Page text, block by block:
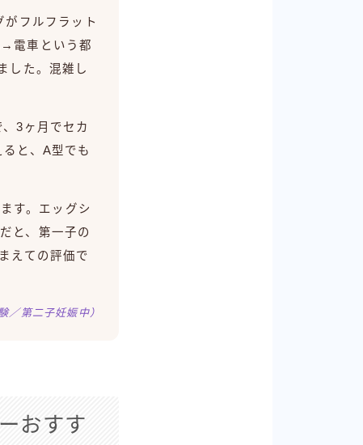
フルフラット
電車という都
した。混雑し
3ヶ月でセカ
と、A型でも
す。エッグシ
と、第一子の
えての評価で
第二子妊娠中）
おすす